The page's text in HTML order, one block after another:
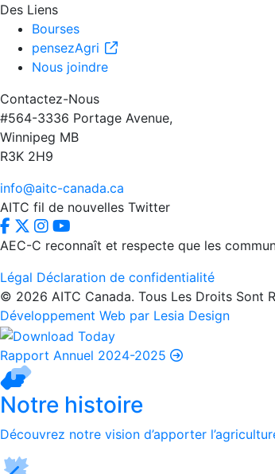
Des Liens
Bourses
pensezAgri
Nous joindre
Contactez-Nous
#564-3336 Portage Avenue,
Winnipeg MB
R3K 2H9
info@aitc-canada.ca
AITC fil de nouvelles Twitter
AEC-C reconnaît et respecte que les
Légal Déclaration de confidentialité
© 2026 AITC Canada. Tous Les Droits Sont
Développement Web par Lesia Design
Rapport Annuel 2024-2025
Notre histoire
Découvrez notre vision d’apporter